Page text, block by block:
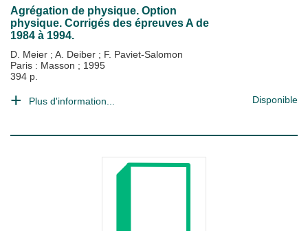
Agrégation de physique. Option
physique. Corrigés des épreuves A de
1984 à 1994.
D. Meier ; A. Deiber ; F. Paviet-Salomon
Paris : Masson ; 1995
394 p.
Plus d'information... Disponible